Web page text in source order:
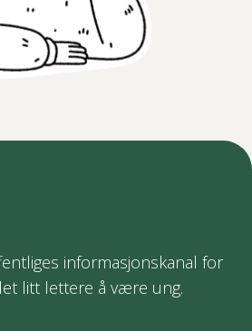
informasjonskanal for
litt lettere å være ung.